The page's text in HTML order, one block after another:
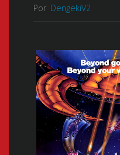
Por DengekiV2